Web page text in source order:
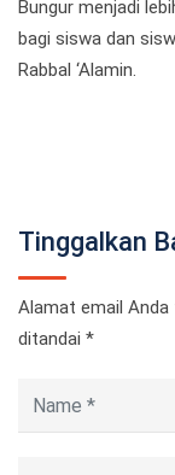
Bungur menjadi
bagi siswa dan
Rabbal ‘Alamin.
Tinggalkan
Alamat email Anda
ditandai *